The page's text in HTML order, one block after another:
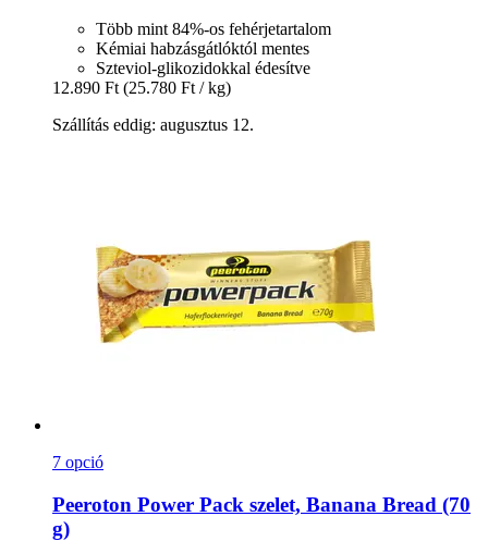
Több mint 84%-os fehérjetartalom
Kémiai habzásgátlóktól mentes
Szteviol-glikozidokkal édesítve
12.890 Ft (25.780 Ft / kg)
Szállítás eddig: augusztus 12.
7 opció
Peeroton Power Pack szelet, Banana Bread (70
g)